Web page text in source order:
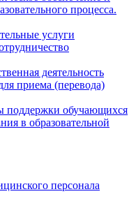
процесса.
услуги
деятельность
приема (перевода)
поддержки обучающихся
в образовательной
персонала